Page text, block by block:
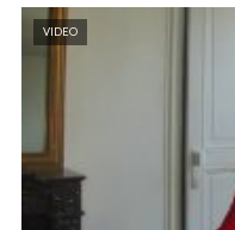
VIDEO